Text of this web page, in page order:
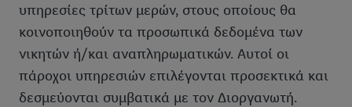
υπηρεσίες τρίτων μερών, στους οποίους θα
κοινοποιηθούν τα προσωπικά δεδομένα των
νικητών ή/και αναπληρωματικών. Αυτοί οι
πάροχοι υπηρεσιών επιλέγονται προσεκτικά και
δεσμεύονται συμβατικά με τον Διοργανωτή.